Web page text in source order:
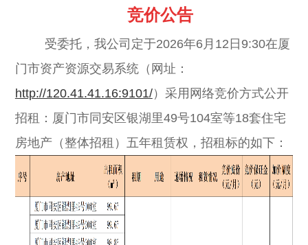
竞价公告
受委托，我公司定于2026年6月12 日 9:30在厦
门市资产资源交易系统（ 网址：
http://120.41.41.16:9101/）采用网络竞价方式公开
招租： 厦门市同安区银湖里49号104室等18套住宅
房地产（整体招租）五年租赁权，招租标的如下：